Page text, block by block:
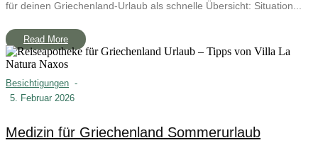
für deinen Griechenland-Urlaub als schnelle Übersicht: Situation...
Read More
Besichtigungen -
5. Februar 2026
Medizin für Griechenland Sommerurlaub